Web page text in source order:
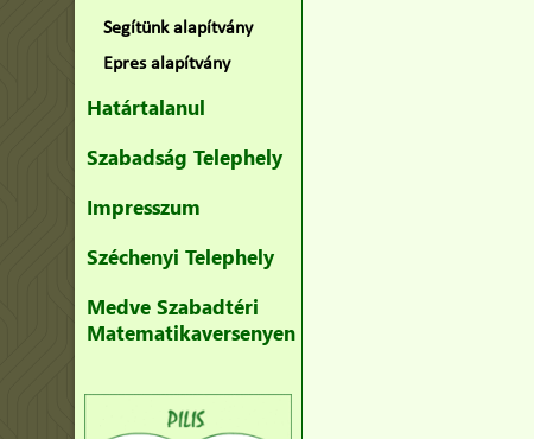
Segítünk alapítvány
Epres alapítvány
Határtalanul
Szabadság Telephely
Impresszum
Széchenyi Telephely
Medve Szabadtéri
Matematikaversenyen